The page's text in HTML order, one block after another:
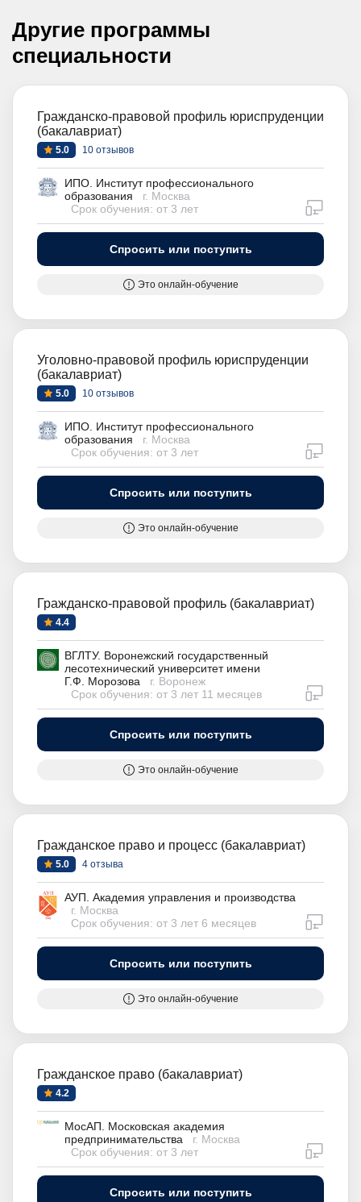
Другие программы
специальности
Гражданско-правовой профиль юриспруденции
(бакалавриат)
5.0 10 отзывов
ИПО. Институт профессионального
образования
г. Москва
Срок обучения: от 3 лет
Спросить или поступить
Это онлайн-обучение
Уголовно-правовой профиль юриспруденции
(бакалавриат)
5.0 10 отзывов
ИПО. Институт профессионального
образования
г. Москва
Срок обучения: от 3 лет
Спросить или поступить
Это онлайн-обучение
Гражданско-правовой профиль (бакалавриат)
4.4
ВГЛТУ. Воронежский государственный
лесотехнический университет имени
Г.Ф. Морозова
г. Воронеж
Срок обучения: от 3 лет 11 месяцев
Спросить или поступить
Это онлайн-обучение
Гражданское право и процесс (бакалавриат)
5.0 4 отзыва
АУП. Академия управления и производства
г. Москва
Срок обучения: от 3 лет 6 месяцев
Спросить или поступить
Это онлайн-обучение
Гражданское право (бакалавриат)
4.2
МосАП. Московская академия
предпринимательства
г. Москва
Срок обучения: от 3 лет
Спросить или поступить